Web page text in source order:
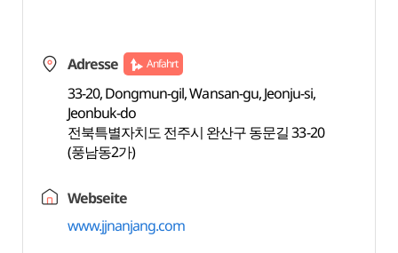
Adresse Anfahrt
33-20, Dongmun-gil, Wansan-gu, Jeonju-si,
Jeonbuk-do
전북특별자치도 전주시 완산구 동문길 33-20
(풍남동2가)
Webseite
www.jjnanjang.com